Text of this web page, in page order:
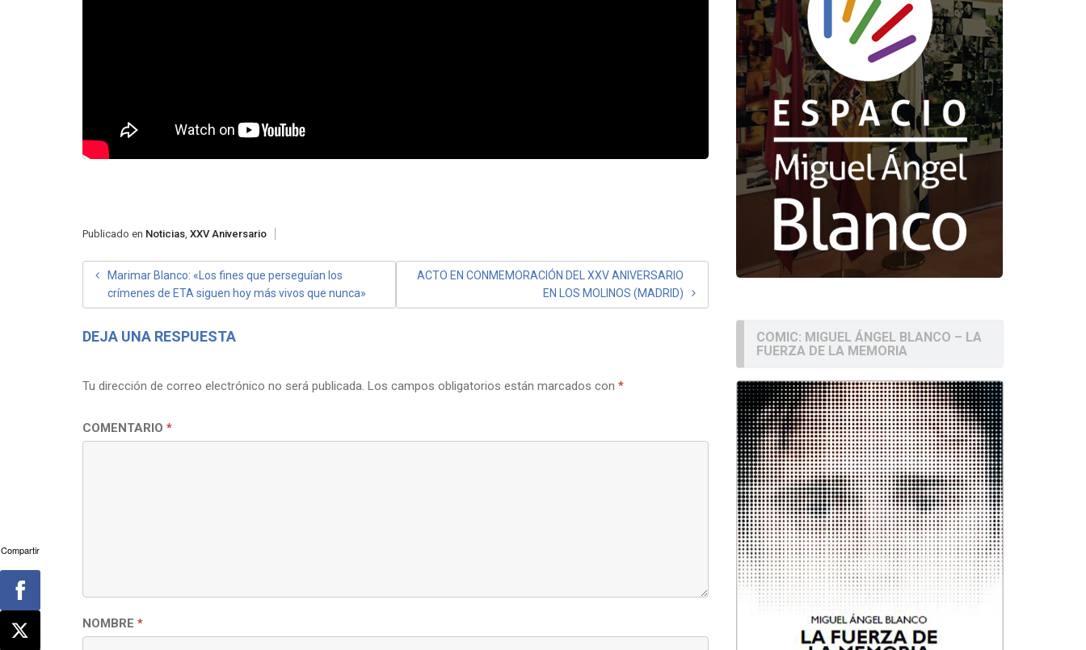
Publicado en Noticias XXV Aniversario
NAVEGACIÓN
DE
ENTRADAS
Marimar Blanco: «Los fines que perseguían los
crímenes de ETA siguen hoy más vivos que nunca»
ACTO EN CONMEMORACIÓN DEL XXV ANIVERSARIO
EN LOS MOLINOS (MADRID)
DEJA UNA RESPUESTA
Tu dirección de correo electrónico no será publicada. Los campos obligatorios están marcados con *
COMENTARIO *
NOMBRE *
COMIC: MIGUEL ÁNGEL BLANCO – LA
FUERZA DE LA MEMORIA
Compartir